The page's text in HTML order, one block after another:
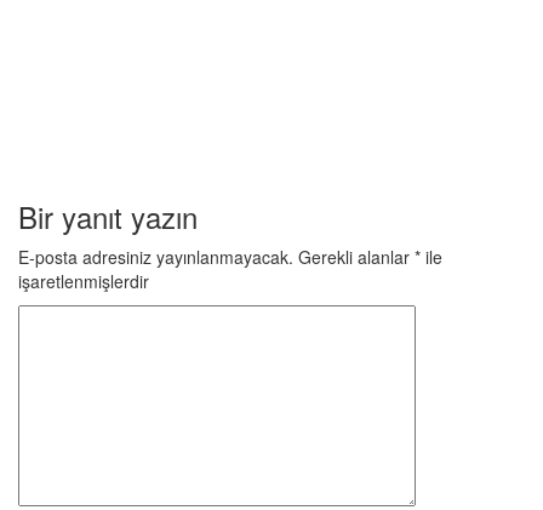
Devamı
Bir yanıt yazın
E-posta adresiniz yayınlanmayacak. Gerekli alanlar * ile
işaretlenmişlerdir